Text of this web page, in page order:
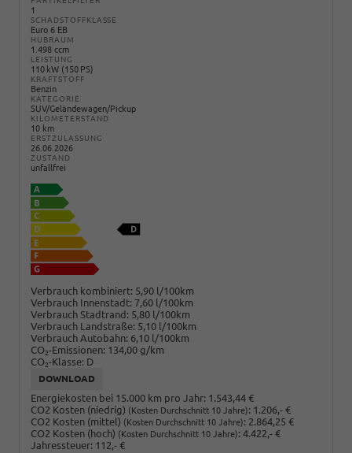
1
SCHADSTOFFKLASSE
Euro 6 EB
HUBRAUM
1.498 ccm
LEISTUNG
110 kW (150 PS)
KRAFTSTOFF
Benzin
KATEGORIE
SUV/Geländewagen/Pickup
KILOMETERSTAND
10 km
ERSTZULASSUNG
26.06.2026
ZUSTAND
unfallfrei
Verbrauch kombiniert: 5,90 l/100km
Verbrauch Innenstadt: 7,60 l/100km
Verbrauch Stadtrand: 5,80 l/100km
Verbrauch Landstraße: 5,10 l/100km
Verbrauch Autobahn: 6,10 l/100km
CO2-Emissionen: 134,00 g/km
CO2-Klasse: D
DOWNLOAD
Energiekosten bei 15.000 km pro Jahr: 1.543,44 €
CO2 Kosten (niedrig) (Kosten Durchschnitt 10 Jahre): 1.206,- €
CO2 Kosten (mittel) (Kosten Durchschnitt 10 Jahre): 2.864,25 €
CO2 Kosten (hoch) (Kosten Durchschnitt 10 Jahre): 4.422,- €
Jahressteuer: 112,- €